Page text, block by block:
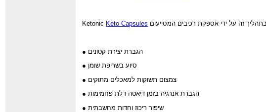
Ketonic Keto Capsules
● הגברת יצירת קטונים
● סיוע בשריפת שומן
● צמצום תשוקות למאכלים מתוקים
● הגברת אנרגיה בזמן דיאטה דלת פחמימות
● שיפור ריכוז וחדות מחשבתית